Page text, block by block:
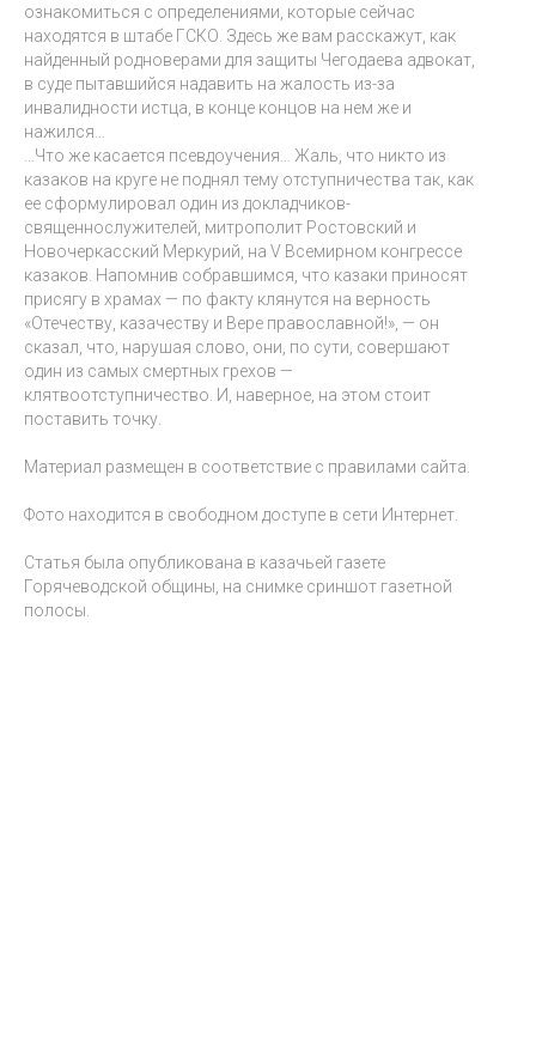
ознакомиться с определениями, которые сейчас
находятся в штабе ГСКО. Здесь же вам расскажут, как
найденный родноверами для защиты Чегодаева адвокат,
в суде пытавшийся надавить на жалость из-за
инвалидности истца, в конце концов на нем же и
нажился…
…Что же касается псевдоучения… Жаль, что никто из
казаков на круге не поднял тему отступничества так, как
ее сформулировал один из докладчиков-
священнослужителей, митрополит Ростовский и
Новочеркасский Меркурий, на V Всемирном конгрессе
казаков. Напомнив собравшимся, что казаки приносят
присягу в храмах — по факту клянутся на верность
«Отечеству, казачеству и Вере православной!», — он
сказал, что, нарушая слово, они, по сути, совершают
один из самых смертных грехов —
клятвоотступничество. И, наверное, на этом стоит
поставить точку.
Материал размещен в соответствие с правилами сайта.
Фото находится в свободном доступе в сети Интернет.
Статья была опубликована в казачьей газете
Горячеводской общины, на снимке сриншот газетной
полосы.